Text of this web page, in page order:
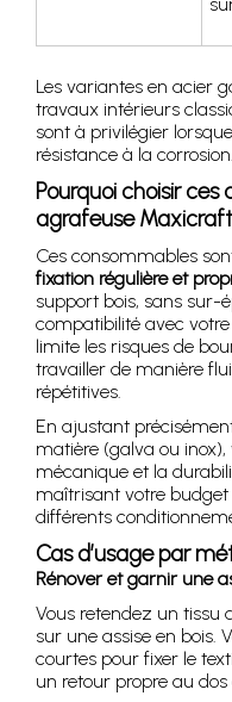
Les variantes en acier
travaux intérieurs
sont à privilégier
résistance à la corrosion.
Pourquoi choisir
agrafeuse Maxicraft
Ces consommables
fixation régulière et
support bois, sans sur-
compatibilité avec
limite les risques de
travailler de manière
répétitives.
En ajustant
matière (galva ou
mécanique et la
maîtrisant votre
différents
Cas d’usage par
Rénover et garnir une
Vous retendez un tissu
sur une assise en bois.
courtes pour fixer le
un retour propre au dos